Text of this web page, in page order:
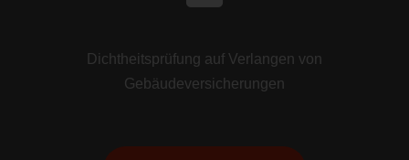
Dichtheitsprüfung auf Verlangen von
Gebäudeversicherungen